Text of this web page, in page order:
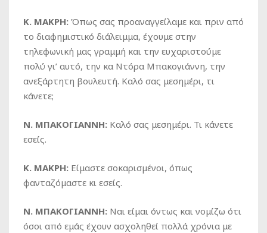
Κ. ΜΑΚΡΗ: Όπως σας προαναγγείλαμε και πριν από
το διαφημιστικό διάλειμμα, έχουμε στην
τηλεφωνική μας γραμμή και την ευχαριστούμε
πολύ γι’ αυτό, την κα Ντόρα Μπακογιάννη, την
ανεξάρτητη βουλευτή. Καλό σας μεσημέρι, τι
κάνετε;
Ν. ΜΠΑΚΟΓΙΑΝΝΗ: Καλό σας μεσημέρι. Τι κάνετε
εσείς.
Κ. ΜΑΚΡΗ: Είμαστε σοκαρισμένοι, όπως
φανταζόμαστε κι εσείς.
Ν. ΜΠΑΚΟΓΙΑΝΝΗ: Ναι είμαι όντως και νομίζω ότι
όσοι από εμάς έχουν ασχοληθεί πολλά χρόνια με